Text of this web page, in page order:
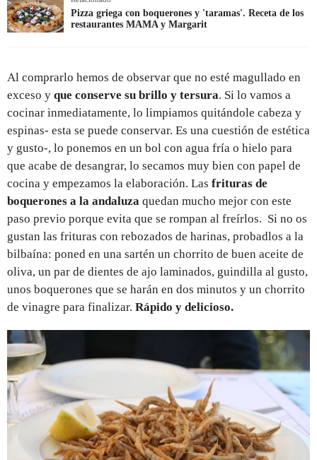
Pizza griega con boquerones y 'taramas'. Receta de los
restaurantes MAMA y Margarit
Al comprarlo hemos de observar que no esté magullado en
exceso y que conserve su brillo y tersura. Si lo vamos a
cocinar inmediatamente, lo limpiamos quitándole cabeza y
espinas- esta se puede conservar. Es una cuestión de estética
y gusto-, lo ponemos en un bol con agua fría o hielo para
que acabe de desangrar, lo secamos muy bien con papel de
cocina y empezamos la elaboración. Las frituras de
boquerones a la andaluza quedan mucho mejor con este
paso previo porque evita que se rompan al freírlos. Si no os
gustan las frituras con rebozados de harinas, probadlos a la
bilbaína: poned en una sartén un chorrito de buen aceite de
oliva, un par de dientes de ajo laminados, guindilla al gusto,
unos boquerones que se harán en dos minutos y un chorrito
de vinagre para finalizar. Rápido y delicioso.